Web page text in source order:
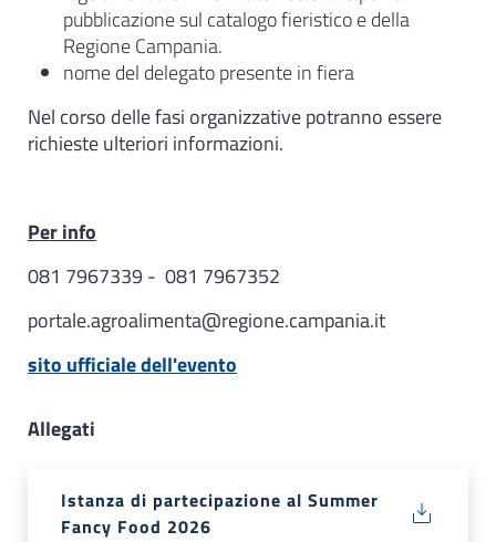
pubblicazione sul catalogo fieristico e della
Regione Campania.
nome del delegato presente in fiera
Nel corso delle fasi organizzative potranno essere
richieste ulteriori informazioni.
Per info
081 7967339 - 081 7967352
portale.agroalimenta@regione.campania.it
sito ufficiale dell'evento
Allegati
Istanza di partecipazione al Summer
Fancy Food 2026